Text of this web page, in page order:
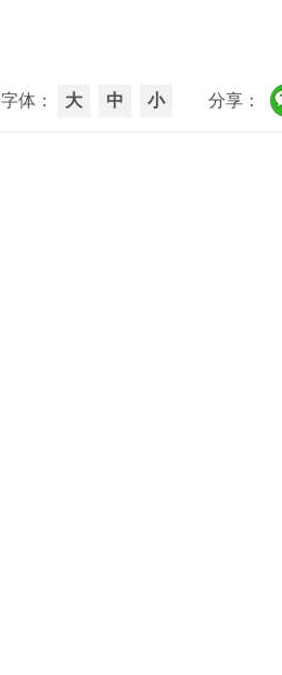
字体： 大 中 小 分享：